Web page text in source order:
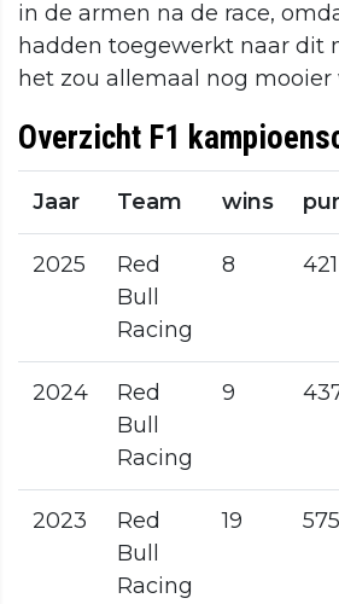
in de armen na de race,
hadden toegewerkt naar dit
het zou allemaal nog mooier
Overzicht F1
Jaar Team wins
2025
Red
Bull
Racing
8 421
2024
Red
Bull
Racing
9
2023
Red
Bull
Racing
19 575